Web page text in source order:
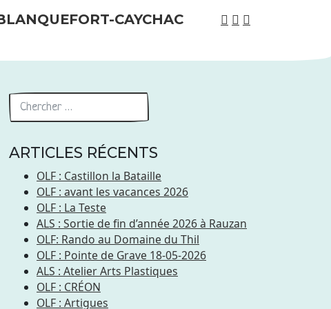
ARTICLES RÉCENTS
OLF : Castillon la Bataille
OLF : avant les vacances 2026
OLF : La Teste
ALS : Sortie de fin d’année 2026 à Rauzan
OLF: Rando au Domaine du Thil
OLF : Pointe de Grave 18-05-2026
ALS : Atelier Arts Plastiques
OLF : CRÉON
OLF : Artigues